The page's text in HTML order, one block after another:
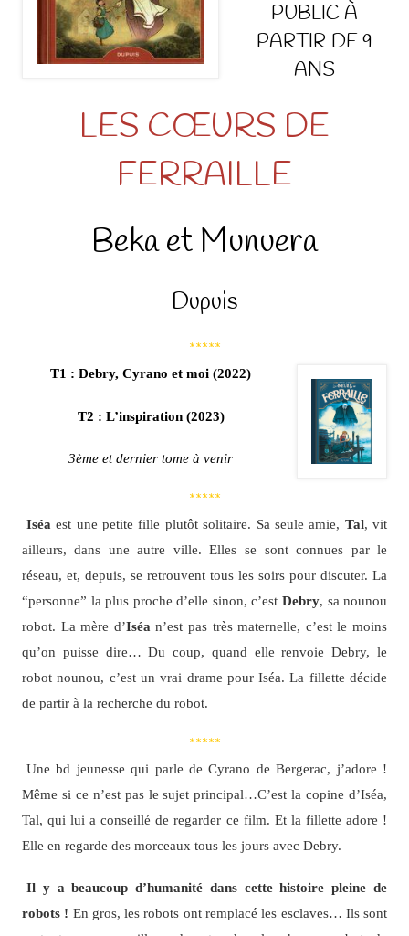
PUBLIC À
PARTIR DE 9
ANS
LES CŒURS DE
FERRAILLE
Beka et Munuera
Dupuis
*****
T1 : Debry, Cyrano et moi (2022)
T2 : L’inspiration (2023)
3ème et dernier tome à venir
*****
Iséa est une petite fille plutôt solitaire. Sa seule amie, Tal, vit
ailleurs, dans une autre ville. Elles se sont connues par le
réseau, et, depuis, se retrouvent tous les soirs pour discuter. La
“personne” la plus proche d’elle sinon, c’est Debry, sa nounou
robot. La mère d’Iséa n’est pas très maternelle, c’est le moins
qu’on puisse dire… Du coup, quand elle renvoie Debry, le
robot nounou, c’est un vrai drame pour Iséa. La fillette décide
de partir à la recherche du robot.
*****
Une bd jeunesse qui parle de Cyrano de Bergerac, j’adore !
Même si ce n’est pas le sujet principal…C’est la copine d’Iséa,
Tal, qui lui a conseillé de regarder ce film. Et la fillette adore !
Elle en regarde des morceaux tous les jours avec Debry.
Il y a beaucoup d’humanité dans cette histoire pleine de
robots ! En gros, les robots ont remplacé les esclaves… Ils sont